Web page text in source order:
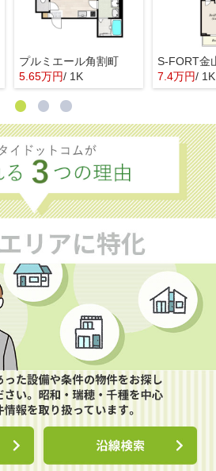
プルミエール角割町
5.65万円/ 1K
S-FORT金
7.4万円/ 1K